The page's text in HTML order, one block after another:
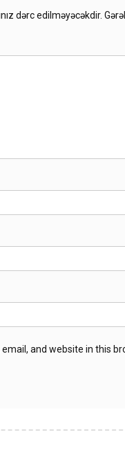
dərc edilməyəcəkdir.
and website in this